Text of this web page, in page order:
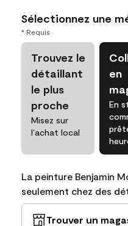
Sélectionnez une
* Requis
Trouvez le
détaillant
le plus
proche
Misez sur
l’achat local
en
En
La peinture Benjamin
seulement chez des
Trouver un